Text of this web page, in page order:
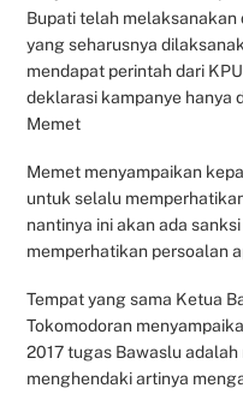
Bupati telah melaksanakan
yang seharusnya
mendapat perintah dari
deklarasi kampanye hanya
Memet
Memet menyampaikan
untuk selalu
nantinya ini akan ada
memperhatikan persoalan
Tempat yang sama Ketua
Tokomodoran
2017 tugas Bawaslu
menghendaki artinya